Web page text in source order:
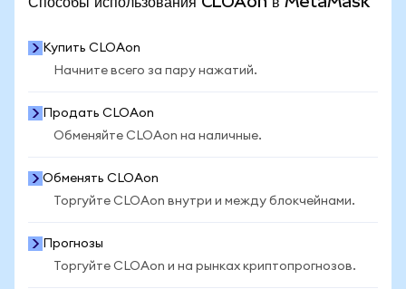
Купить CLOAon
Начните всего за пару нажатий.
Продать CLOAon
Обменяйте CLOAon на наличные.
Обменять CLOAon
Торгуйте CLOAon внутри и между блокчейнами.
Прогнозы
Торгуйте CLOAon и на рынках криптопрогнозов.